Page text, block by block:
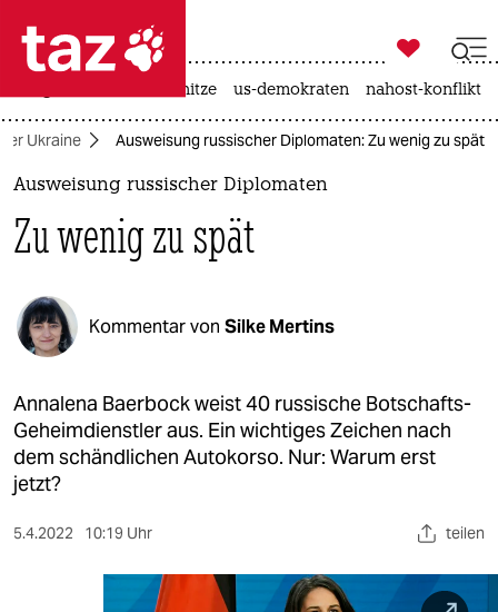
 taz zahl ich
taz zahl ich
politik
öko
gesellschaft
kultur
sport
berlin

taz zahl ich
hitze us-demokraten nahost-konflikt
Ukraine Ausweisung russischer Diplomaten: Zu wenig zu spät
Ausweisung russischer Diplomaten
Zu wenig zu spät
Kommentar von Silke Mertins
Annalena Baerbock weist 40 russische Botschafts-
Geheimdienstler aus. Ein wichtiges Zeichen nach
dem schändlichen Autokorso. Nur: Warum erst
jetzt?
5.4.2022 10:19 Uhr teilen